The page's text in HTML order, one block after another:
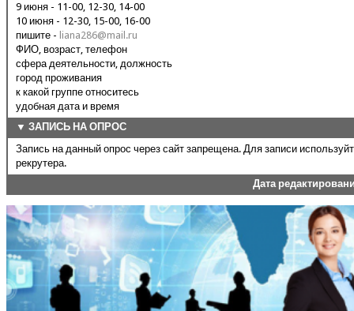
9 июня - 11-00, 12-30, 14-00
10 июня - 12-30, 15-00, 16-00
пишите - liana286@mail.ru
ФИО, возраст, телефон
сфера деятельности, должность
город проживания
к какой группе относитесь
удобная дата и время
▼ ЗАПИСЬ НА ОПРОС
Запись на данный опрос через сайт запрещена. Для записи
рекрутера.
Дата